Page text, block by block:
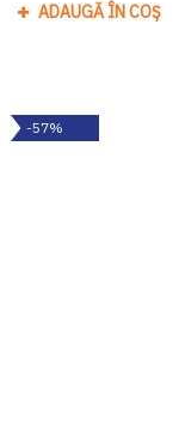
ADAUGĂ ÎN COȘ
-57%